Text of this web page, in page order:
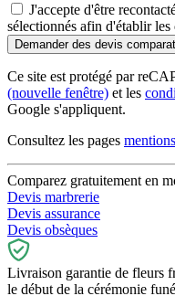
J'accepte d'être
sélectionnés afin d'établir les
Ce site est protégé par
(nouvelle fenêtre) et les
Google s'appliquent.
Consultez les pages
Comparez gratuitement en
Devis marbrerie
Devis assurance
Devis obsèques
Livraison garantie de fleurs
le début de la cérémonie